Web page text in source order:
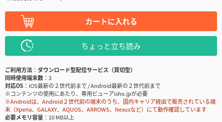
カートに入れる
ちょっと立ち読み
ご利用方法
ダウンロード型配信サービス（買切型）
同時使用端末数
3
対応OS
iOS最新の２世代前まで / Android最新の２世代前まで
※コンテンツの使用にあたり、専用ビューアisho.jpが必要
※Androidは、Android２世代前の端末のうち、国内キャリア経由で販売されている端
末（Xperia、GALAXY、AQUOS、ARROWS、Nexusなど）にて動作確認しています
必要メモリ容量
10 MB以上